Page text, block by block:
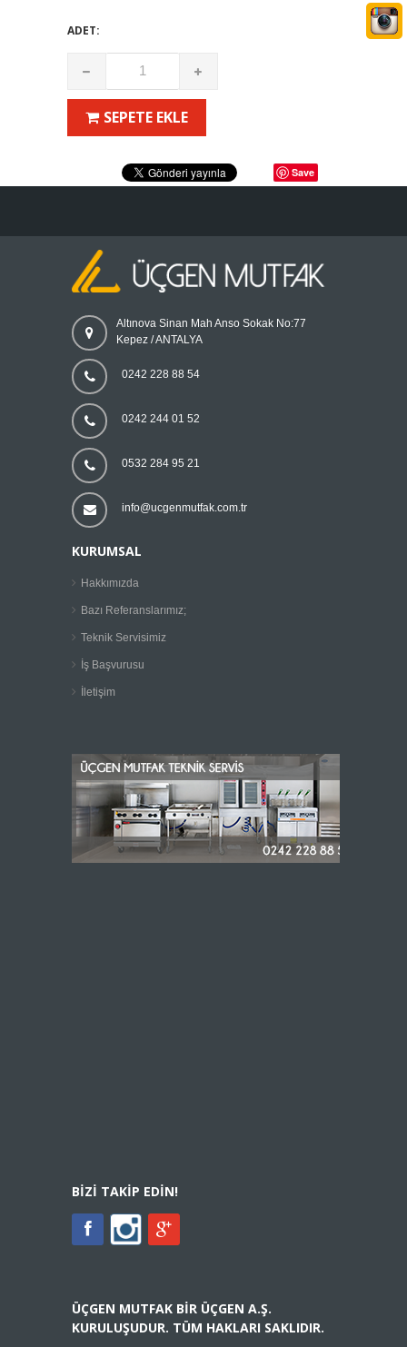
ADET:
SEPETE EKLE
Save
Altınova Sinan Mah Anso Sokak No:77
Kepez / ANTALYA
0242 228 88 54
0242 244 01 52
0532 284 95 21
info@ucgenmutfak.com.tr
KURUMSAL
Hakkımızda
Bazı Referanslarımız;
Teknik Servisimiz
İş Başvurusu
İletişim
BIZI TAKIP EDIN!
ÜÇGEN MUTFAK BIR ÜÇGEN A.Ş.
KURULUŞUDUR. TÜM HAKLARI SAKLIDIR.